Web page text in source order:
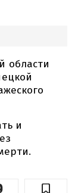
области
и